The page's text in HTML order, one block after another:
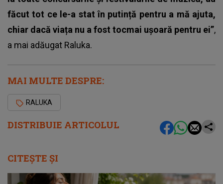
DISTRIBUIE ARTICOLUL
făcut tot ce le-a stat în putință pentru a mă ajuta,
chiar dacă viața nu a fost tocmai ușoară pentru ei”,
a mai adăugat Raluka.
MAI MULTE DESPRE:
RALUKA
CITEȘTE ȘI